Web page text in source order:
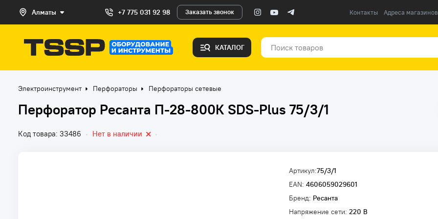
Алматы +7 775 031 92 98 Заказать звонок Контакты Адреса магазинов
КАТАЛОГ
Электроинструмент Перфораторы Перфораторы сетевые
Перфоратор Ресанта П-28-800К SDS-Plus 75/3/1
Код товара: 33486 • Нет в наличии •
Артикул:75/3/1
EAN: 4606059029601
Бренд: Ресанта
Напряжение сети: 220 В